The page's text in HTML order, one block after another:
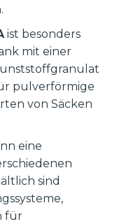
ist besonders
mit einer
pulverförmige
von Säcken
eine
sind
für